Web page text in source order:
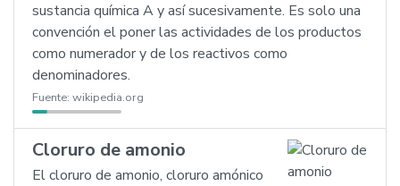
sustancia química A y así sucesivamente. Es solo una
convención el poner las actividades de los productos
como numerador y de los reactivos como
denominadores.
Fuente: wikipedia.org
Cloruro de amonio
El cloruro de amonio, cloruro amónico